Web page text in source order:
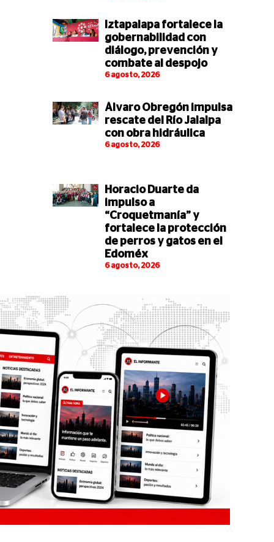
Iztapalapa fortalece la
gobernabilidad con
diálogo, prevención y
combate al despojo
6 agosto, 2026
Álvaro Obregón impulsa
rescate del Río Jalalpa
con obra hidráulica
6 agosto, 2026
Horacio Duarte da
impulso a
“Croquetmanía” y
fortalece la protección
de perros y gatos en el
Edoméx
6 agosto, 2026